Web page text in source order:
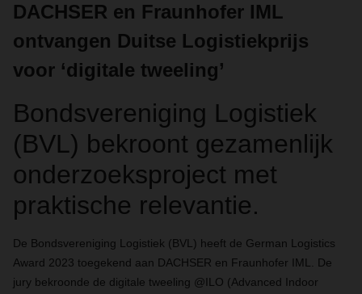
DACHSER en Fraunhofer IML
ontvangen Duitse Logistiekprijs
voor ‘digitale tweeling’
Bondsvereniging Logistiek
(BVL) bekroont gezamenlijk
onderzoeksproject met
praktische relevantie.
De Bondsvereniging Logistiek (BVL) heeft de German Logistics
Award 2023 toegekend aan DACHSER en Fraunhofer IML. De
jury bekroonde de digitale tweeling @ILO (Advanced Indoor